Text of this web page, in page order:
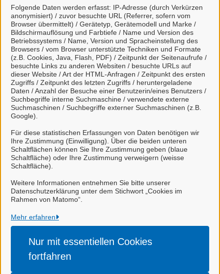
Folgende Daten werden erfasst: IP-Adresse (durch Verkürzen
anonymisiert) / zuvor besuchte URL (Referrer, sofern vom
Browser übermittelt) / Gerätetyp, Gerätemodell und Marke /
Bildschirmauflösung und Farbtiefe / Name und Version des
Betriebssystems / Name, Version und Spracheinstellung des
Browsers / vom Browser unterstützte Techniken und Formate
(z.B. Cookies, Java, Flash, PDF) / Zeitpunkt der Seitenaufrufe /
besuchte Links zu anderen Websiten / besuchte URLs auf
dieser Website / Art der HTML-Anfragen / Zeitpunkt des ersten
Zugriffs / Zeitpunkt des letzten Zugriffs / heruntergeladene
Daten / Anzahl der Besuche einer Benutzerin/eines Benutzers /
Suchbegriffe interne Suchmaschine / verwendete externe
Suchmaschinen / Suchbegriffe externer Suchmaschinen (z.B.
Google).
Für diese statistischen Erfassungen von Daten benötigen wir
Ihre Zustimmung (Einwilligung). Über die beiden unteren
Schaltflächen können Sie Ihre Zustimmung geben (blaue
Schaltfläche) oder Ihre Zustimmung verweigern (weisse
Schaltfläche).
Weitere Informationen entnehmen Sie bitte unserer
Datenschutzerklärung unter dem Stichwort „Cookies im
Rahmen von Matomo“.
Mehr erfahren
Nur mit essentiellen Cookies
fortfahren
Kontaktpersonen
Sachbearbeiter/-in
Frau Handke
Sachbearbeiter/-in
Stadt Celle
Impressum
Datenschutzerklärung